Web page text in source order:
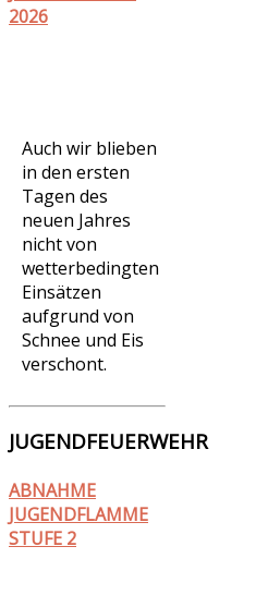
2026
Auch wir blieben
in den ersten
Tagen des
neuen Jahres
nicht von
wetterbedingten
Einsätzen
aufgrund von
Schnee und Eis
verschont.
JUGENDFEUERWEHR
ABNAHME
JUGENDFLAMME
STUFE 2